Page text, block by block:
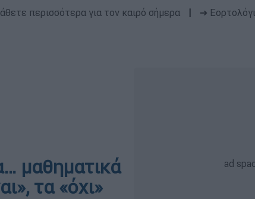
περισσότερα για τον καιρό σήμερα
➔
μαθηματικά
τα «όχι»